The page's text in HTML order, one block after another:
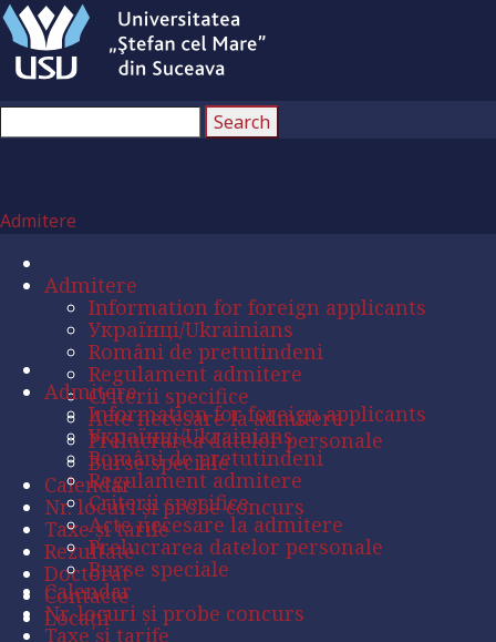
Admitere
Admitere
Information for foreign applicants
Українці/Ukrainians
Români de pretutindeni
Regulament admitere
Criterii specifice
Acte necesare la admitere
Prelucrarea datelor personale
Burse speciale
Calendar
Nr. locuri și probe concurs
Taxe și tarife
Rezultate
Doctorat
Contacte
Locații
Admitere
Information for foreign applicants
Українці/Ukrainians
Români de pretutindeni
Regulament admitere
Criterii specifice
Acte necesare la admitere
Prelucrarea datelor personale
Burse speciale
Calendar
Nr. locuri și probe concurs
Taxe și tarife